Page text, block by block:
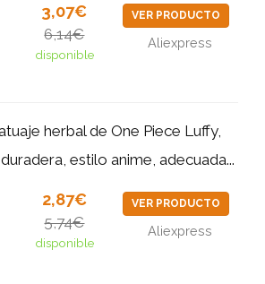
3,07€
6,14€
disponible
VER PRODUCTO
Aliexpress
herbal de One Piece Luffy,
estilo anime, adecuada...
2,87€
5,74€
disponible
VER PRODUCTO
Aliexpress